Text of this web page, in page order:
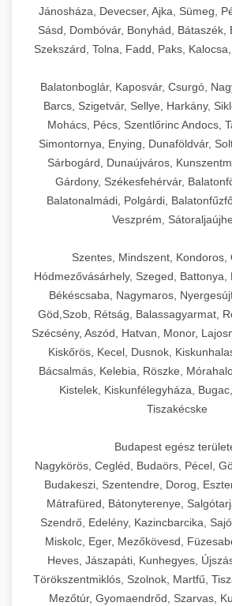
Jánosháza, Devecser, Ajka, Sümeg,
Sásd, Dombóvár, Bonyhád, Bátaszék,
Szekszárd, Tolna, Fadd, Paks,
Balatonboglár, Kaposvár, Csurgó,
Barcs, Szigetvár, Sellye, Harkány,
Mohács, Pécs, Szentlőrinc Andocs,
Simontornya, Enying, Dunaföldvár,
Sárbogárd, Dunaújváros,
Gárdony, Székesfehérvár,
Balatonalmádi, Polgárdi,
Veszprém,
Szentes, Mindszent, Kondoros,
Hódmezővásárhely, Szeged, Battonya,
Békéscsaba, Nagymaros,
Göd,Szob, Rétság, Balassagyarmat,
Szécsény, Aszód, Hatvan, Monor,
Kiskőrös, Kecel, Dusnok,
Bácsalmás, Kelebia, Röszke,
Kistelek, Kiskunfélegyháza,
Tiszakécske
Budapest egész
Nagykörös, Cegléd, Budaörs, Pécel,
Budakeszi, Szentendre, Dorog,
Mátrafüred, Bátonyterenye,
Szendrő, Edelény, Kazincbarcika,
Miskolc, Eger, Mezőkövesd,
Heves, Jászapáti, Kunhegyes,
Törökszentmiklós, Szolnok, Martfű,
Mezőtúr, Gyomaendrőd, Szarvas,